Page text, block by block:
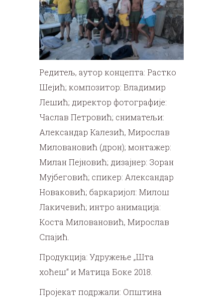
Редитељ, аутор концепта: Растко
Шејић; композитор: Владимир
Лешић; директор фотографије:
Часлав Петровић; сниматељи:
Александар Калезић, Мирослав
Миловановић (дрон); монтажер:
Милан Пејновић; дизајнер: Зоран
Мујбеговић; спикер: Александар
Новаковић; баркаријол: Милош
Лакичевић; интро анимација:
Коста Миловановић, Мирослав
Спајић.
Продукција: Удружење „Шта
хоћеш“ и Матица Боке 2018.
Пројекат подржали: Општина